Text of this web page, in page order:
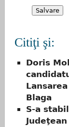
Citiţi şi:
Doris
Blaga
S-a
Judeţean